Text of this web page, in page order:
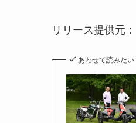
リリース提供元
あわせて読みたい